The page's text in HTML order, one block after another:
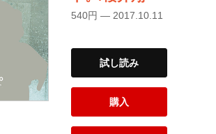
540円 — 2017.10.11
試し読み
購入